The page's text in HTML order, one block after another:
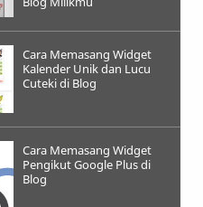
Cara Memasang Widget
Kalender Unik dan Lucu
Cuteki di Blog
Cara Memasang Widget
Pengikut Google Plus di
Blog